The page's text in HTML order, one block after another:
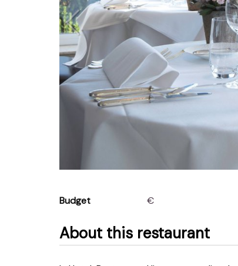
Budget €
About this restaurant